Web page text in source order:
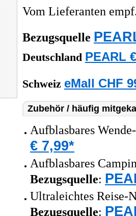
Vom Lieferanten
Bezugsquelle
Deutschland PEARL
Schweiz eMall CHF
Zubehör / häufig
Aufblasbares
€ 7,99*
Aufblasbares
Bezugsquelle:
Ultraleichtes Reise-
Bezugsquelle: